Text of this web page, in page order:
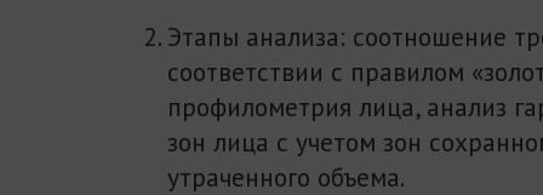
Этапы анализа: соотношение
соответствии с правилом
профилометрия лица, анализ
зон лица с учетом зон
утраченного объема.